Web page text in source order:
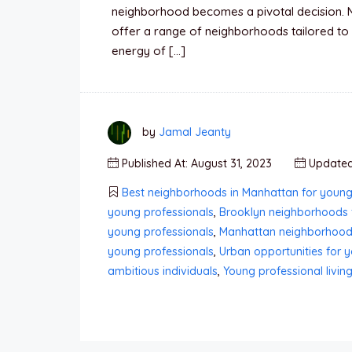
neighborhood becomes a pivotal decision.
offer a range of neighborhoods tailored to
energy of […]
by Jamal Jeanty
Published At: August 31, 2023
Best neighborhoods in Manhattan for
young professionals, Brooklyn
young professionals, Manhattan
young professionals, Urban opportunities for
ambitious individuals, Young professional